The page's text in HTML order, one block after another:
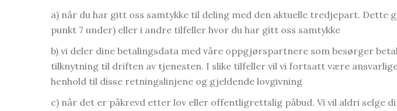
a) når du har gitt oss samtykke til deling med den aktuelle tredjepart. Dette
punkt 7 under) eller i andre tilfeller hvor du har gitt oss samtykke
b) vi deler dine betalingsdata med våre oppgjørspartnere som besørger
tilknytning til driften av tjenesten. I slike tilfeller vil vi fortsatt være
henhold til disse retningslinjene og gjeldende lovgivning
c) når det er påkrevd etter lov eller offentligrettslig påbud. Vi vil aldri